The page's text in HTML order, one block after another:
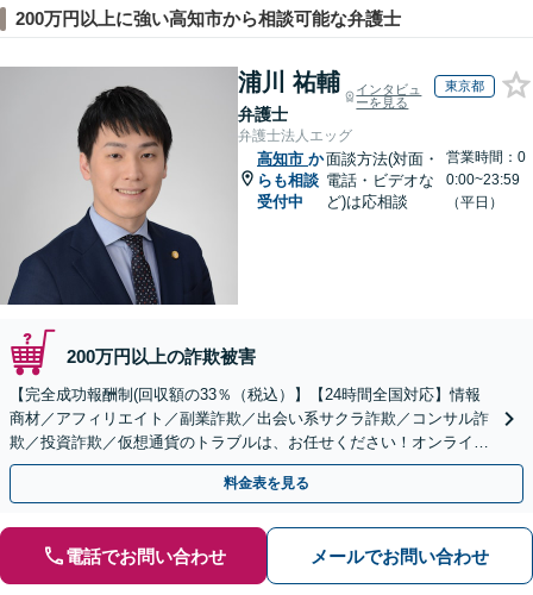
200万円以上に強い高知市から相談可能な弁護士
浦川 祐輔
弁護士
インタビュ
ーを見る
東京都
弁護士法人エッグ
高知市 か
らも相談
受付中
面談方法(対面・
電話・ビデオな
ど)は応相談
営業時間：0
0:00~23:59
（平日）
200万円以上の詐欺被害
【完全成功報酬制(回収額の33％（税込）】【24時間全国対応】情報
商材／アフィリエイト／副業詐欺／出会い系サクラ詐欺／コンサル詐
欺／投資詐欺／仮想通貨のトラブルは、お任せください！オンライン
のみで解決も可能！
料金表を見る
電話でお問い合わせ メールでお問い合わせ